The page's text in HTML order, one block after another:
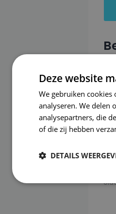
Bij
Deze website
We gebruiken
analyseren. We delen
analysepartners, die
of die zij hebben
DETAILS